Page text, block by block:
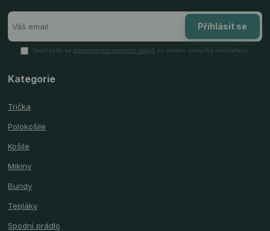
Přihlásit se
Souhlasím se zpracováním osobních údajů za účelem rozesílky newsletteru.
Kategorie
Trička
Polokošile
Košile
Mikiny
Bundy
Tepláky
Spodní prádlo